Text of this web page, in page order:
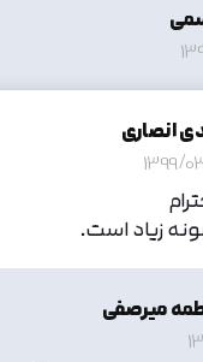
شما در ژاکتانصاری
1399/
زیاد است.
میرصفی